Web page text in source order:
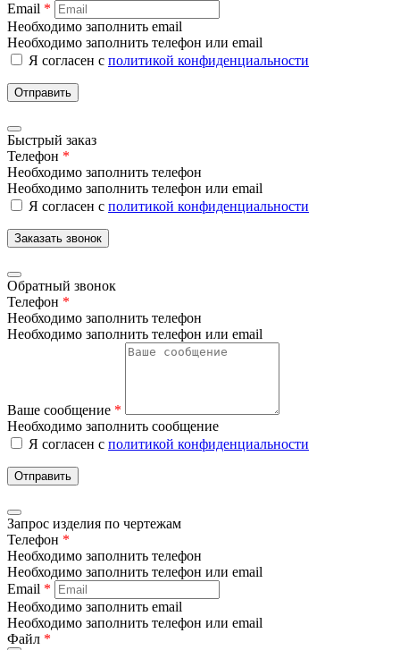
Email *
Необходимо заполнить email
Необходимо заполнить телефон или email
Я согласен с политикой конфиденциальности
Отправить
Быстрый заказ
Телефон *
Необходимо заполнить телефон
Необходимо заполнить телефон или email
Я согласен с политикой конфиденциальности
Заказать звонок
Обратный звонок
Телефон *
Необходимо заполнить телефон
Необходимо заполнить телефон или email
Ваше сообщение *
Необходимо заполнить сообщение
Я согласен с политикой конфиденциальности
Отправить
Запрос изделия по чертежам
Телефон *
Необходимо заполнить телефон
Необходимо заполнить телефон или email
Email *
Необходимо заполнить email
Необходимо заполнить телефон или email
Файл *